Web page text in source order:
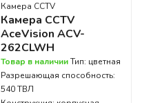
Камера CCTV
Камера CCTV
AceVision ACV-
262CLWH
Товар в наличииТип: цветная
Разрешающая способность:
540 ТВЛ